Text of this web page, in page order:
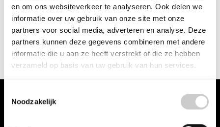
en om ons websiteverkeer te analyseren. Ook delen we
informatie over uw gebruik van onze site met onze
partners voor social media, adverteren en analyse. Deze
partners kunnen deze gegevens combineren met andere
informatie die u aan ze heeft verstrekt of die ze hebben
verzameld op basis van uw gebruik van hun services.
Noodzakelijk
JURA zekering draad
(EU 152°C / bruin)
voor Jura S9 OT / Xs
OT
€11,95
JURA HS-PLUS molen
ME-043
€174,95